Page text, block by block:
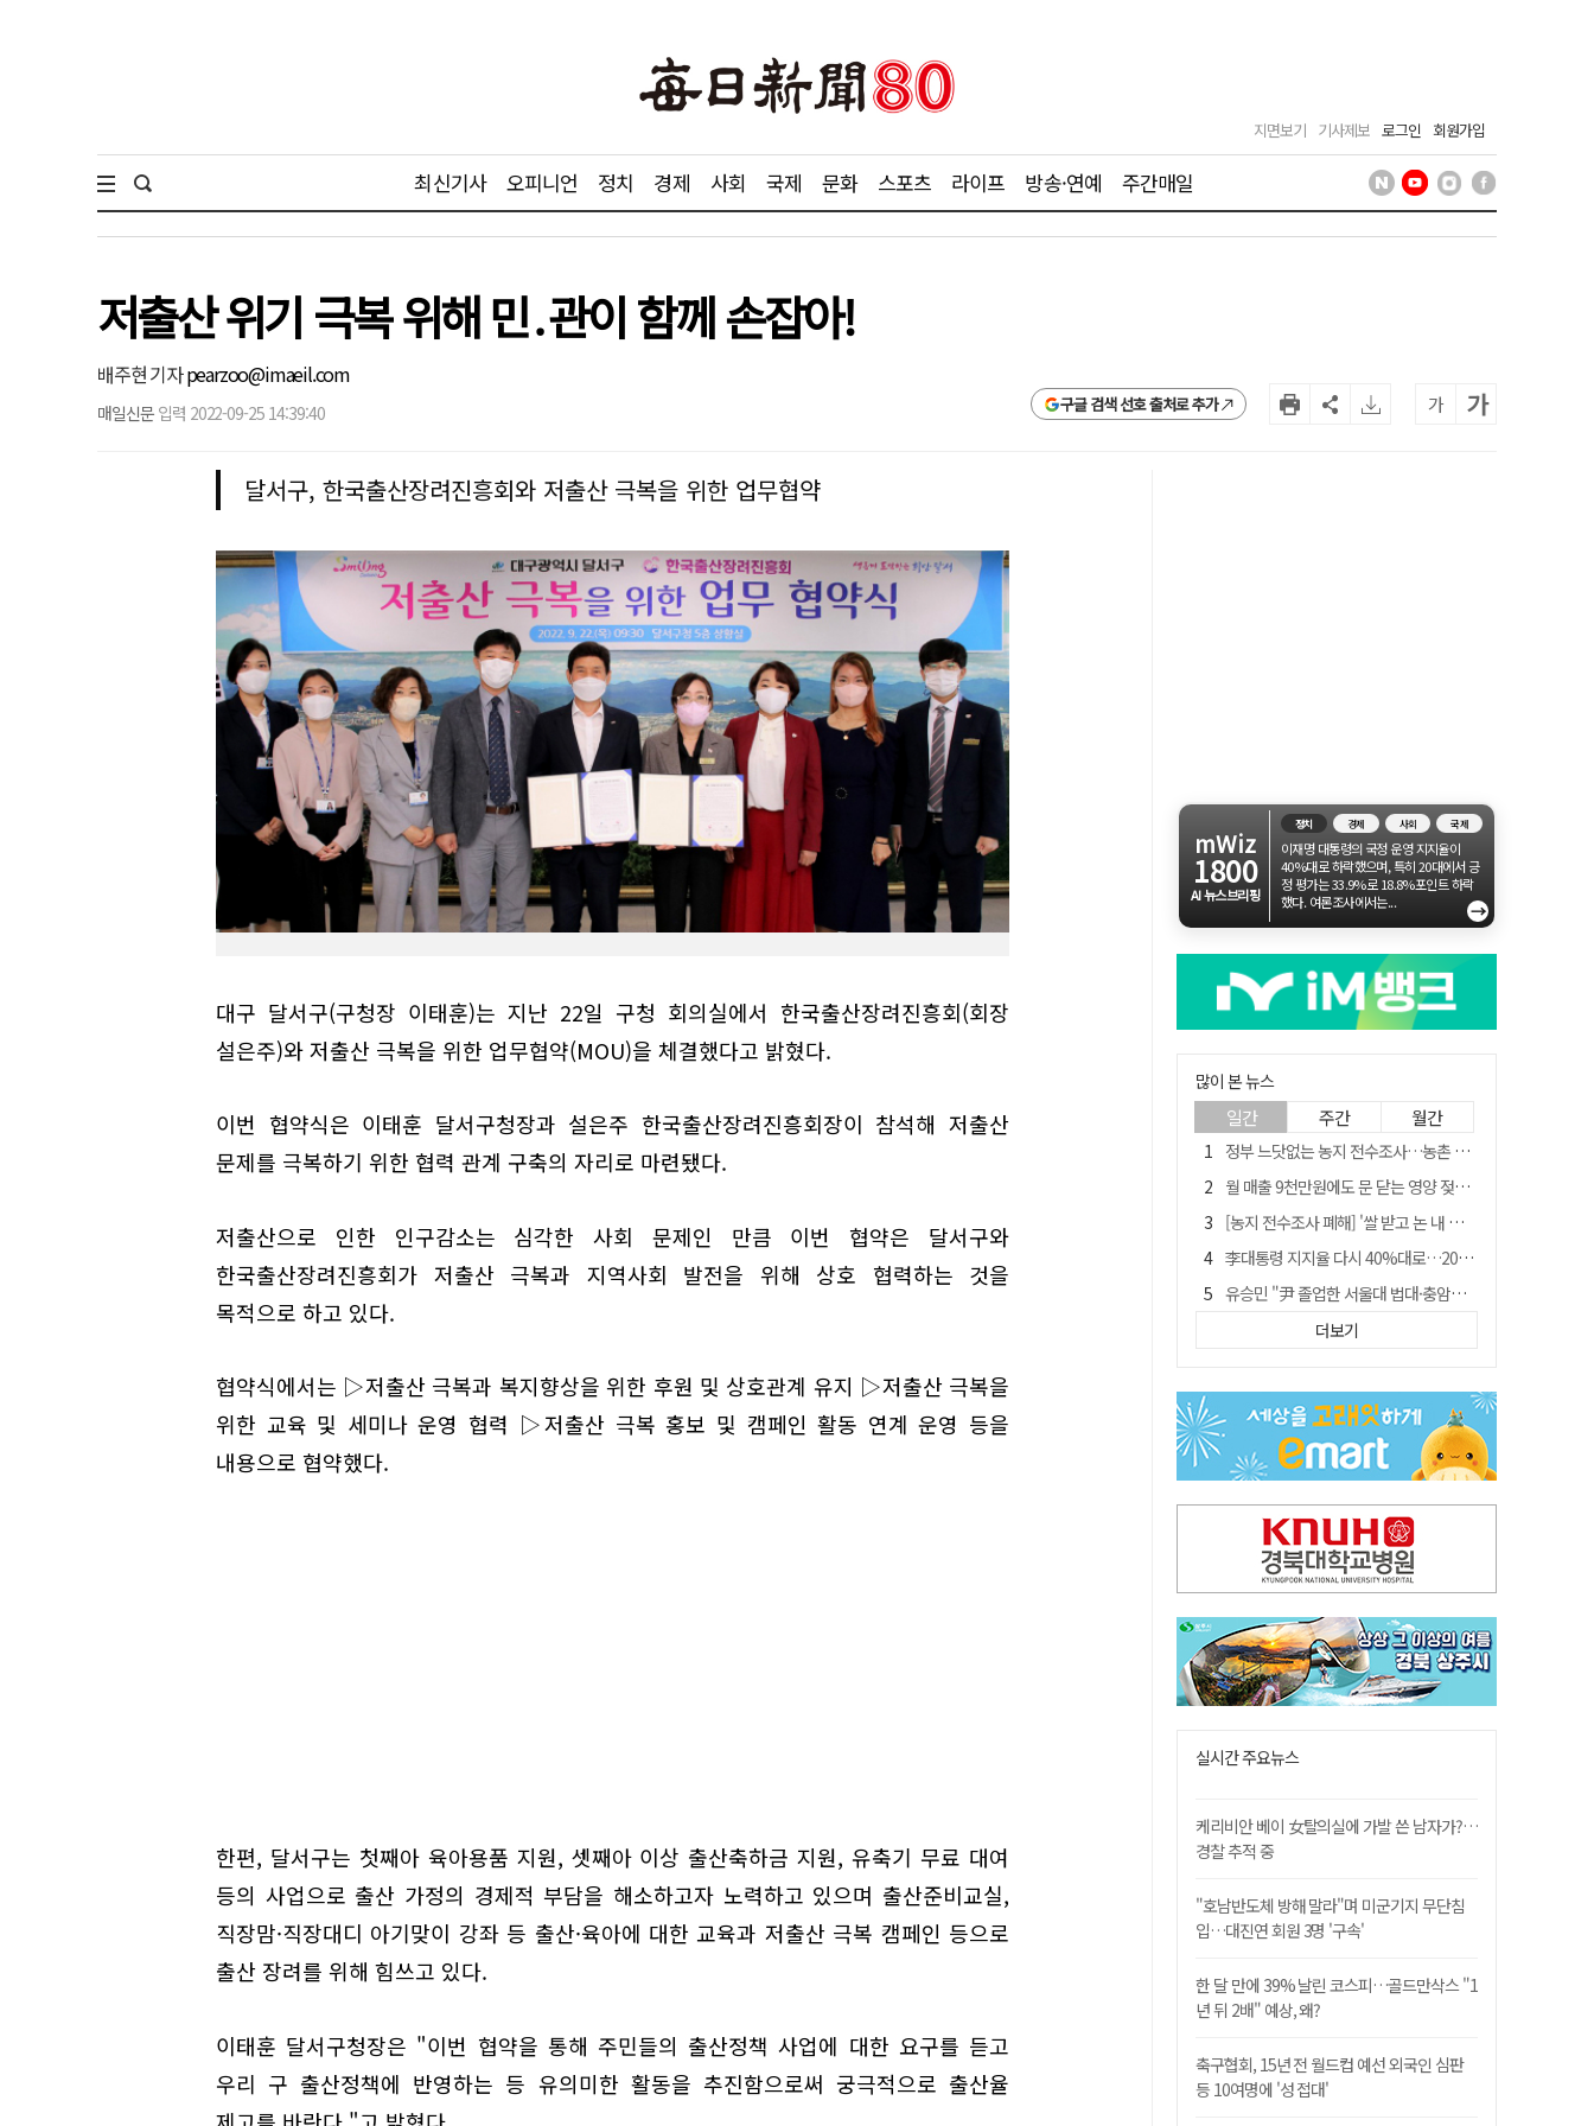
지면보기 기사제보 로그인 회원가입
최신기사 오피니언 정치 경제 사회 국제 문화 스포츠 라이프 방송·연예 주간매일
저출산 위기 극복 위해 민․관이 함께 손잡아!
배주현 기자pearzoo@imaeil.com
매일신문 입력 2022-09-25 14:39:40 구글 검색 선호 출처로 추가 가 가
달서구, 한국출산장려진흥회와 저출산 극복을 위한 업무협약
대구 달서구(구청장 이태훈)는 지난 22일 구청 회의실에서 한국출산장려진흥회(회장
설은주)와 저출산 극복을 위한 업무협약(MOU)을 체결했다고 밝혔다.
이번 협약식은 이태훈 달서구청장과 설은주 한국출산장려진흥회장이 참석해 저출산
문제를 극복하기 위한 협력 관계 구축의 자리로 마련됐다.
저출산으로 인한 인구감소는 심각한 사회 문제인 만큼 이번 협약은 달서구와
한국출산장려진흥회가 저출산 극복과 지역사회 발전을 위해 상호 협력하는 것을
목적으로 하고 있다.
협약식에서는 ▷저출산 극복과 복지향상을 위한 후원 및 상호관계 유지 ▷저출산 극복을
위한 교육 및 세미나 운영 협력 ▷저출산 극복 홍보 및 캠페인 활동 연계 운영 등을
내용으로 협약했다.
한편, 달서구는 첫째아 육아용품 지원, 셋째아 이상 출산축하금 지원, 유축기 무료 대여
등의 사업으로 출산 가정의 경제적 부담을 해소하고자 노력하고 있으며 출산준비교실,
직장맘·직장대디 아기맞이 강좌 등 출산·육아에 대한 교육과 저출산 극복 캠페인 등으로
출산 장려를 위해 힘쓰고 있다.
이태훈 달서구청장은 "이번 협약을 통해 주민들의 출산정책 사업에 대한 요구를 듣고
우리 구 출산정책에 반영하는 등 유의미한 활동을 추진함으로써 궁극적으로 출산율
mWiz
1800
AI 뉴스브리핑
정치 경제 사회 국제
이재명 대통령의 국정 운영 지지율이
40%대로 하락했으며, 특히 20대에서 긍
정 평가는 33.9%로 18.8%포인트 하락
했다. 여론조사에서는...
→
많이 본 뉴스
일간 주간 월간
정부 느닷없는 농지 전수조사…농촌 들쑤시는 '경자유전'의 칼날
월 매출 9천만원에도 문 닫는 영양 젖소농장… "일할 사람이 없어"
[농지 전수조사 폐해] '쌀 받고 논 내 준' 도지농 이제 어쩌나?
李대통령 지지율 다시 40%대로…20대는 18.8%p 급락
유승민 "尹 졸업한 서울대 법대·충암고도 없애야"…李 육사 통합 직격
[농지 전수조사 폐해] 농지값도 흔들리나…"도지 막히면 헐값 매물 나올 수도"
국민 51.9% "李 대통령 재판 재개 필요하다"
경북 영천시, 9월부터 11월까지 반값 여행 혜택 제공
아쉬운 태클
더보기
실시간 주요뉴스
케리비안 베이 女탈의실에 가발 쓴 남자가?…
경찰 추적 중
"호남반도체 방해 말라"며 미군기지 무단침
입…대진연 회원 3명 '구속'
한 달 만에 39% 날린 코스피…골드만삭스 "1
년 뒤 2배" 예상, 왜?
축구협회, 15년 전 월드컵 예선 외국인 심판
등 10여명에 '성 접대'